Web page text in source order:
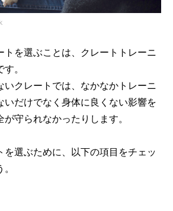
トを選ぶことは、クレートトレーニ
。
いクレートでは、なかなかトレーニ
いだけでなく身体に良くない影響を
守られなかったりします。
を選ぶために、以下の項目をチェッ